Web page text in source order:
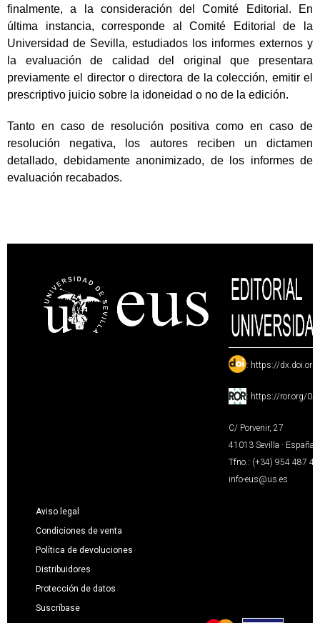
finalmente, a la consideración del Comité Editorial. En
última instancia, corresponde al Comité Editorial de la
Universidad de Sevilla, estudiados los informes externos y
la evaluación de calidad del original que presentara
previamente el director o directora de la colección, emitir el
prescriptivo juicio sobre la idoneidad o no de la edición.
Tanto en caso de resolución positiva como en caso de
resolución negativa, los autores reciben un dictamen
detallado, debidamente anonimizado, de los informes de
evaluación recabados.
: https://
: https://ror.org/
C/ Porvenir, 27
41013 Sevilla · España
Tfno.: (+34) 954 487
info-eus@us.es
Aviso legal
Condiciones de venta
Política de devoluciones
Distribuidores
Protección de datos
Suscríbase